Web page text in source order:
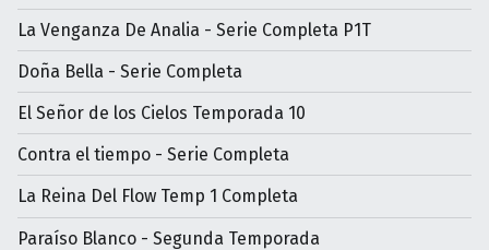
La Venganza De Analia - Serie Completa P1T
Doña Bella - Serie Completa
El Señor de los Cielos Temporada 10
Contra el tiempo - Serie Completa
La Reina Del Flow Temp 1 Completa
Paraíso Blanco - Segunda Temporada